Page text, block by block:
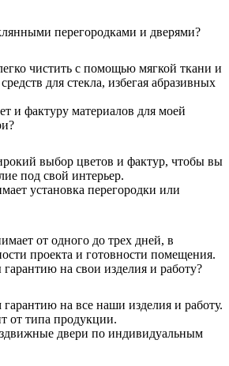
перегородками и дверями?
чистить с помощью мягкой ткани и
для стекла, избегая абразивных
и фактуру материалов для моей
выбор цветов и фактур, чтобы вы
под свой интерьер.
установка перегородки или
от одного до трех дней, в
проекта и готовности помещения.
на свои изделия и работу?
на все наши изделия и работу.
от типа продукции.
двери по индивидуальным